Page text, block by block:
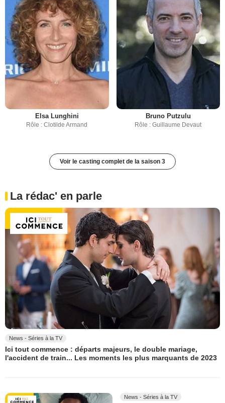
Elsa Lunghini
Rôle : Clotilde Armand
Bruno Putzulu
Rôle : Guillaume Devaut
Voir le casting complet de la saison 3
La rédac' en parle
News - Séries à la TV
Ici tout commence : départs majeurs, le double mariage,
l'accident de train... Les moments les plus marquants de 2023
News - Séries à la TV